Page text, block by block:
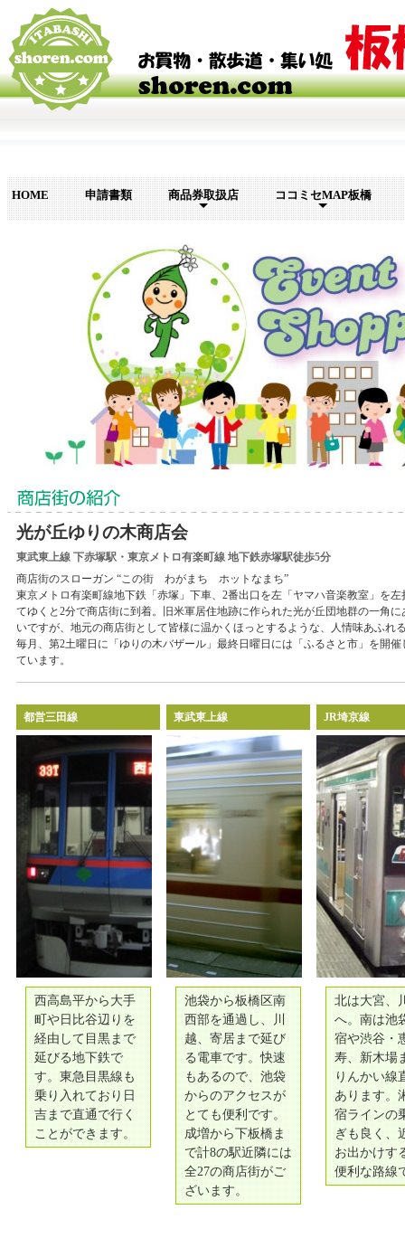
HOME 申請書類 商品券取扱店 ココミセMAP板橋
光が丘ゆりの木商店会
東武東上線 下赤塚駅・東京メトロ有楽町線 地下鉄赤塚駅徒歩5分
商店街のスローガン “この街 わがまち ホットなまち”
東京メトロ有楽町線地下鉄「赤塚」下車、2番出口を左「ヤマハ音楽教室」を
てゆくと2分で商店街に到着。旧米軍居住地跡に作られた光が丘団地群の一角
いですが、地元の商店街として皆様に温かくほっとするような、人情味あふれ
毎月、第2土曜日に「ゆりの木バザール」最終日曜日には「ふるさと市」を開
ています。
都営三田線
西高島平から大手
町や日比谷辺りを
経由して目黒まで
延びる地下鉄で
す。東急目黒線も
乗り入れており日
吉まで直通で行く
ことができます。
東武東上線
池袋から板橋区南
西部を通過し、川
越、寄居まで延び
る電車です。快速
もあるので、池袋
からのアクセスが
とても便利です。
成増から下板橋ま
で計8の駅近隣には
全27の商店街がご
ざいます。
JR埼京線
北は大宮、
へ。南は池
宿や渋谷・
寿、新木場
りんかい線
あります。
宿ラインの
ぎも良く、
お出かけす
便利な路線